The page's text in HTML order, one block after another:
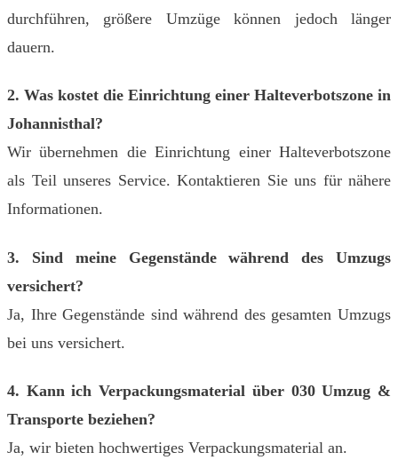
durchführen, größere Umzüge können jedoch länger
dauern.
2. Was kostet die Einrichtung einer Halteverbotszone in
Johannisthal?
Wir übernehmen die Einrichtung einer Halteverbotszone
als Teil unseres Service. Kontaktieren Sie uns für nähere
Informationen.
3. Sind meine Gegenstände während des Umzugs
versichert?
Ja, Ihre Gegenstände sind während des gesamten Umzugs
bei uns versichert.
4. Kann ich Verpackungsmaterial über 030 Umzug &
Transporte beziehen?
Ja, wir bieten hochwertiges Verpackungsmaterial an.